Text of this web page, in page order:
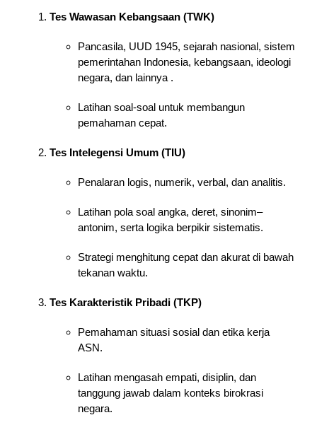
Tes Wawasan Kebangsaan (TWK)
Pancasila, UUD 1945, sejarah nasional, sistem
pemerintahan Indonesia, kebangsaan, ideologi
negara, dan lainnya .
Latihan soal-soal untuk membangun
pemahaman cepat.
Tes Intelegensi Umum (TIU)
Penalaran logis, numerik, verbal, dan analitis.
Latihan pola soal angka, deret, sinonim–
antonim, serta logika berpikir sistematis.
Strategi menghitung cepat dan akurat di bawah
tekanan waktu.
Tes Karakteristik Pribadi (TKP)
Pemahaman situasi sosial dan etika kerja
ASN.
Latihan mengasah empati, disiplin, dan
tanggung jawab dalam konteks birokrasi
negara.